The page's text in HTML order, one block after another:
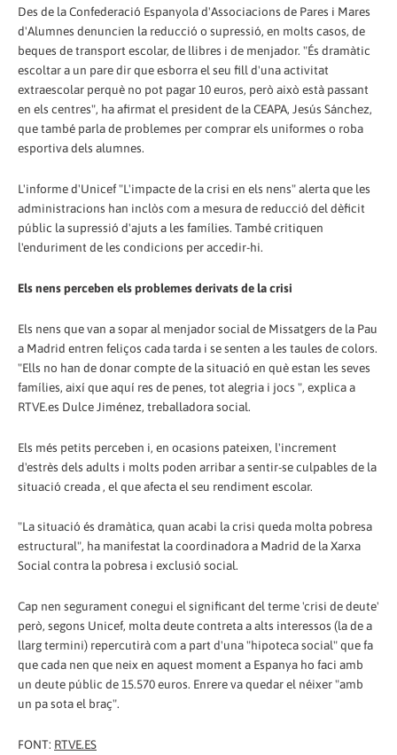
Des de la Confederació Espanyola d'Associacions de Pares i Mares
d'Alumnes denuncien la reducció o supressió, en molts casos, de
beques de transport escolar, de llibres i de menjador. "És dramàtic
escoltar a un pare dir que esborra el seu fill d'una activitat
extraescolar perquè no pot pagar 10 euros, però això està passant
en els centres", ha afirmat el president de la CEAPA, Jesús Sánchez,
que també parla de problemes per comprar els uniformes o roba
esportiva dels alumnes.
L'informe d'Unicef ​​"L'impacte de la crisi en els nens" alerta que les
administracions han inclòs com a mesura de reducció del dèficit
públic la supressió d'ajuts a les famílies. També critiquen
l'enduriment de les condicions per accedir-hi.
Els nens perceben els problemes derivats de la crisi
Els nens que van a sopar al menjador social de Missatgers de la Pau
a Madrid entren feliços cada tarda i se senten a les taules de colors.
"Ells no han de donar compte de la situació en què estan les seves
famílies, així que aquí res de penes, tot alegria i jocs ", explica a
RTVE.es Dulce Jiménez, treballadora social.
Els més petits perceben i, en ocasions pateixen, l'increment
d'estrès dels adults i molts poden arribar a sentir-se culpables de la
situació creada , el que afecta el seu rendiment escolar.
"La situació és dramàtica, quan acabi la crisi queda molta pobresa
estructural", ha manifestat la coordinadora a Madrid de la Xarxa
Social contra la pobresa i exclusió social.
Cap nen segurament conegui el significant del terme 'crisi de deute'
però, segons Unicef, molta deute contreta a alts interessos (la de a
llarg termini) repercutirà com a part d'una "hipoteca social" que fa
que cada nen que neix en aquest moment a Espanya ho faci amb
un deute públic de 15.570 euros. Enrere va quedar el néixer "amb
un pa sota el braç".
FONT: RTVE.ES